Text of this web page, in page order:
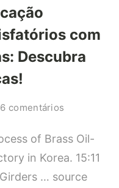
com
Descubra
comentários
de
Fabricação
of Brass Oil-
in Korea. 15:11
… source